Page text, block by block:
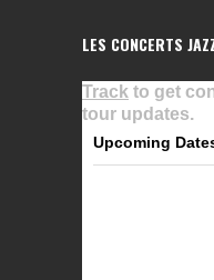
LES CONCERTS
Track to get
tour updates.
Upcoming